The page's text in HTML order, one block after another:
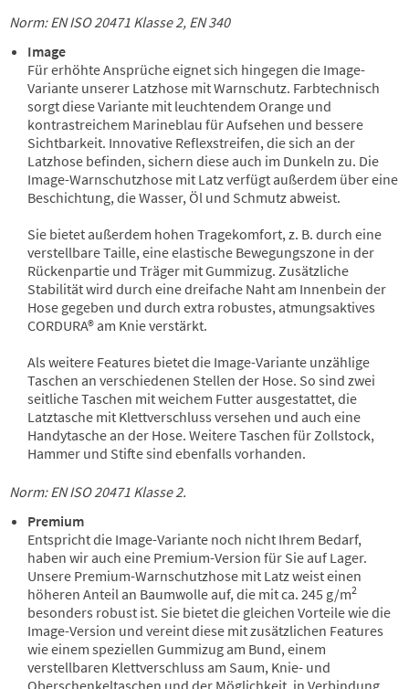
Norm: EN ISO 20471 Klasse 2, EN 340
Image
Für erhöhte Ansprüche eignet sich hingegen die Image-
Variante unserer Latzhose mit Warnschutz. Farbtechnisch
sorgt diese Variante mit leuchtendem Orange und
kontrastreichem Marineblau für Aufsehen und bessere
Sichtbarkeit. Innovative Reflexstreifen, die sich an der
Latzhose befinden, sichern diese auch im Dunkeln zu. Die
Image-Warnschutzhose mit Latz verfügt außerdem über eine
Beschichtung, die Wasser, Öl und Schmutz abweist.
Sie bietet außerdem hohen Tragekomfort, z. B. durch eine
verstellbare Taille, eine elastische Bewegungszone in der
Rückenpartie und Träger mit Gummizug. Zusätzliche
Stabilität wird durch eine dreifache Naht am Innenbein der
Hose gegeben und durch extra robustes, atmungsaktives
CORDURA® am Knie verstärkt.
Als weitere Features bietet die Image-Variante unzählige
Taschen an verschiedenen Stellen der Hose. So sind zwei
seitliche Taschen mit weichem Futter ausgestattet, die
Latztasche mit Klettverschluss versehen und auch eine
Handytasche an der Hose. Weitere Taschen für Zollstock,
Hammer und Stifte sind ebenfalls vorhanden.
Norm:EN ISO 20471 Klasse 2.
Premium
Entspricht die Image-Variante noch nicht Ihrem Bedarf,
haben wir auch eine Premium-Version für Sie auf Lager.
Unsere Premium-Warnschutzhose mit Latz weist einen
höheren Anteil an Baumwolle auf, die mit ca. 245 g/m2
besonders robust ist. Sie bietet die gleichen Vorteile wie die
Image-Version und vereint diese mit zusätzlichen Features
wie einem speziellen Gummizug am Bund, einem
verstellbaren Klettverschluss am Saum, Knie- und
Oberschenkeltaschen und der Möglichkeit, in Verbindung